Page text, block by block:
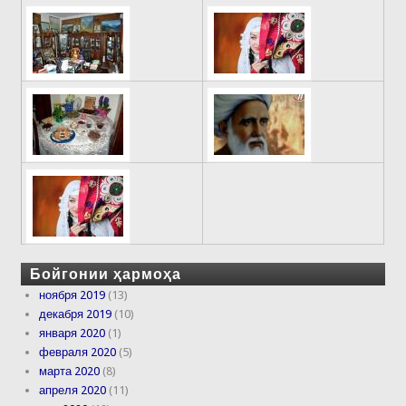
Бойгонии ҳармоҳа
ноября 2019 (13)
декабря 2019 (10)
января 2020 (1)
февраля 2020 (5)
марта 2020 (8)
апреля 2020 (11)